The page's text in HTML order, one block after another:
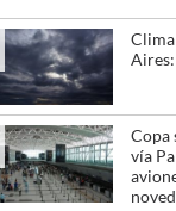
Aires:
Copa
vía